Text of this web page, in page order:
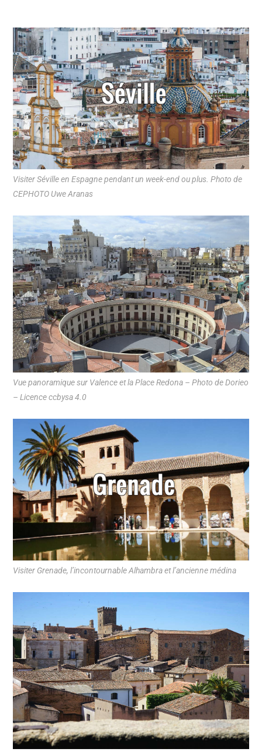
Visiter Séville en Espagne pendant un week-end ou plus. Photo de
CEPHOTO Uwe Aranas
Vue panoramique sur Valence et la Place Redona – Photo de Dorieo
– Licence ccbysa 4.0
Visiter Grenade, l’incontournable Alhambra et l’ancienne médina